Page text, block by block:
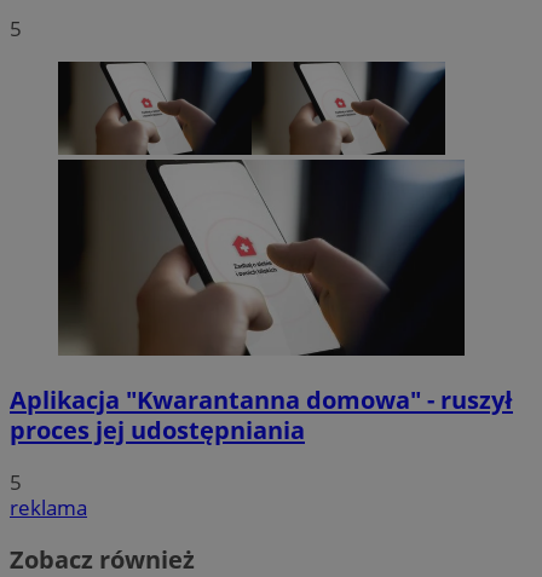
5
Aplikacja "Kwarantanna domowa" - ruszył
proces jej udostępniania
5
reklama
Zobacz również